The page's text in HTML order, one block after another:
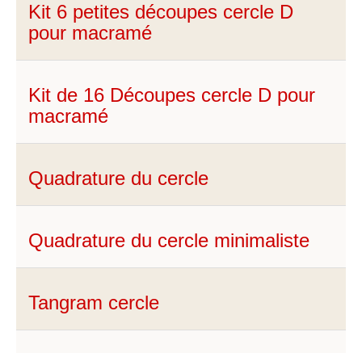
Kit 6 petites découpes cercle D
pour macramé
Kit de 16 Découpes cercle D pour
macramé
Quadrature du cercle
Quadrature du cercle minimaliste
Tangram cercle